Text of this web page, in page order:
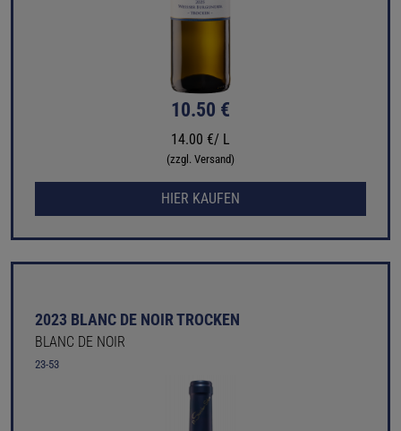
10.50 €
14.00 €/ L
(zzgl. Versand)
HIER KAUFEN
2023 BLANC DE NOIR TROCKEN
BLANC DE NOIR
23-53